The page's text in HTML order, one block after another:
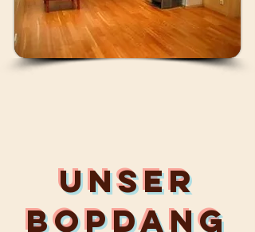
Unser
Bopdang